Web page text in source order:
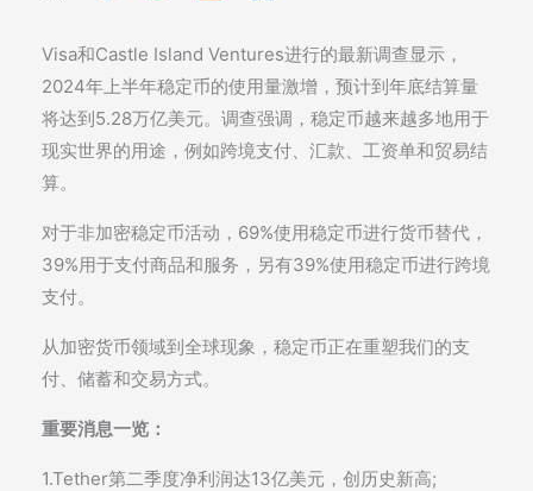
Visa和Castle Island Ventures进行的最新调查显示，
2024年上半年稳定币的使用量激增，预计到年底结算量
将达到5.28万亿美元。调查强调，稳定币越来越多地用于
现实世界的用途，例如跨境支付、汇款、工资单和贸易结
算。
对于非加密稳定币活动，69%使用稳定币进行货币替代，
39%用于支付商品和服务，另有39%使用稳定币进行跨境
支付。
从加密货币领域到全球现象，稳定币正在重塑我们的支
付、储蓄和交易方式。
重要消息一览：
1.Tether第二季度净利润达13亿美元，创历史新高;